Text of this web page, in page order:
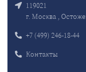
119021
г. Москва ,
+7 (499) 246-18-44
Контакты